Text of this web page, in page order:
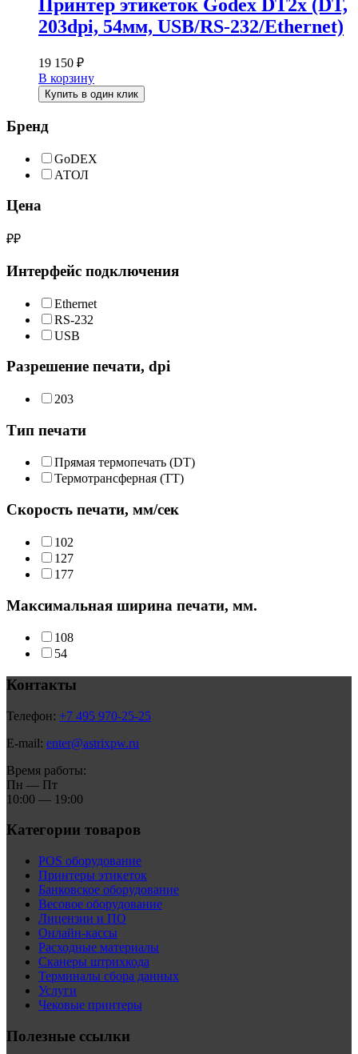
Принтер этикеток Godex DT2x (DT,
203dpi, 54мм, USB/RS-232/Ethernet)
19 150 ₽
В корзину
Купить в один клик
Бренд
GoDEX
АТОЛ
Цена
₽₽
Интерфейс подключения
Ethernet
RS-232
USB
Разрешение печати, dpi
203
Тип печати
Прямая термопечать (DT)
Термотрансферная (TT)
Скорость печати, мм/сек
102
127
177
Максимальная ширина печати, мм.
108
54
Контакты
Телефон: +7 495 970-25-25
E-mail: enter@astrixpw.ru
Время работы:
Пн — Пт
10:00 — 19:00
Категории товаров
POS оборудование
Принтеры этикеток
Банковское оборудование
Весовое оборудование
Лицензии и ПО
Онлайн-кассы
Расходные материалы
Сканеры штрихкода
Терминалы сбора данных
Услуги
Чековые принтеры
Полезные ссылки